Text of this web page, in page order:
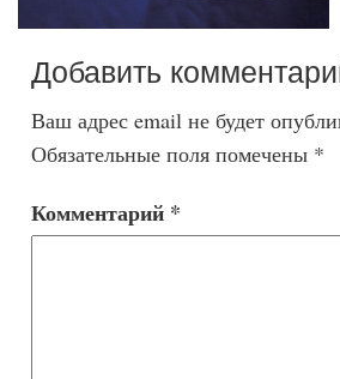
Добавить
Ваш адрес email не будет
Обязательные поля помечены *
Комментарий *